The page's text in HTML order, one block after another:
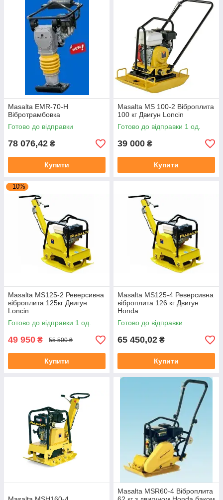
Masalta EMR-70-H
Вібротрамбовка
Готово до відправки
78 076,42 ₴
Купити
Masalta MS 100-2 Віброплита
100 кг Двигун Loncin
Готово до відправки 1 од.
39 000 ₴
Купити
–10%
Masalta MS125-2 Реверсивна
віброплита 125кг Двигун
Loncin
Готово до відправки 1 од.
49 950 ₴ 55 500 ₴
Купити
Masalta MS125-4 Реверсивна
віброплита 126 кг Двигун
Honda
Готово до відправки
65 450,02 ₴
Купити
Masalta MSR60-4 Віброплита